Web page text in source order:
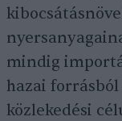
mindig
hazai
közlekedési